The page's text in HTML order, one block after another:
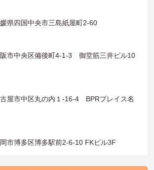
県四国中央市三島紙屋町2-60
市中央区備後町4-1-3 御堂筋三井ビル10
屋市中区丸の内１-16-4 BPRプレイス名
市博多区博多駅前2-6-10 FKビル3F